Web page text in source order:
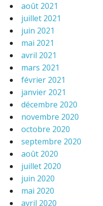
août 2021
juillet 2021
juin 2021
mai 2021
avril 2021
mars 2021
février 2021
janvier 2021
décembre 2020
novembre 2020
octobre 2020
septembre 2020
août 2020
juillet 2020
juin 2020
mai 2020
avril 2020